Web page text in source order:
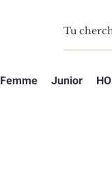
Femme Junior